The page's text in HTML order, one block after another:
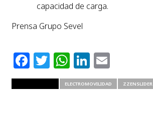
capacidad de carga.
Prensa Grupo Sevel
Facebook
Twitter
WhatsApp
LinkedIn
Email
ELECTROMOVILIDAD ZZENSLIDER